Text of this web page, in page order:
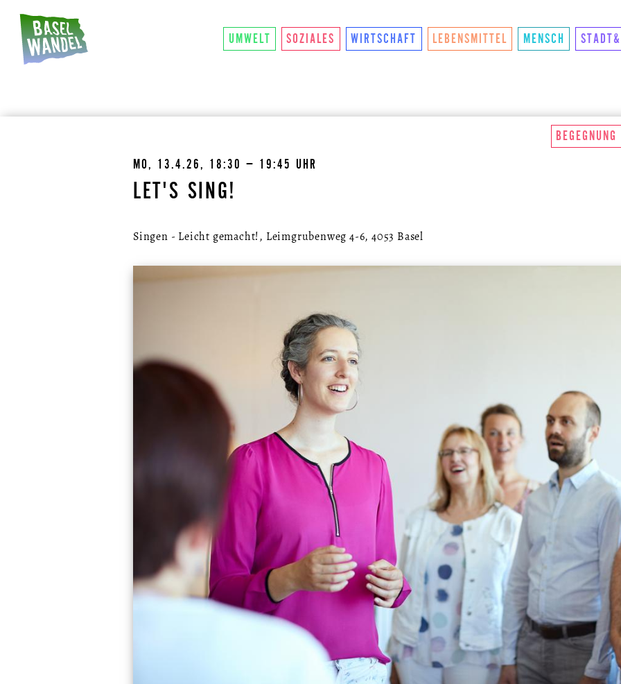
HAUPTNAVIGATION
THEMEN
UMWELT SOZIALES WIRTSCHAFT LEBENSMITTEL MENSCH
BEGEGNUNG
MO, 13.4.26, 18:30 – 19:45 UHR
LET'S SING!
Singen - Leicht gemacht!, Leimgrubenweg 4-6, 4053 Basel